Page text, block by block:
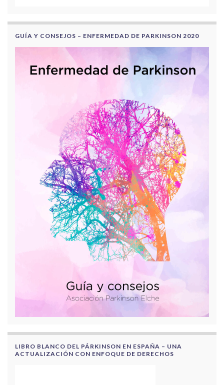
GUÍA Y CONSEJOS – ENFERMEDAD DE PARKINSON 2020
LIBRO BLANCO DEL PÁRKINSON EN ESPAÑA – UNA
ACTUALIZACIÓN CON ENFOQUE DE DERECHOS